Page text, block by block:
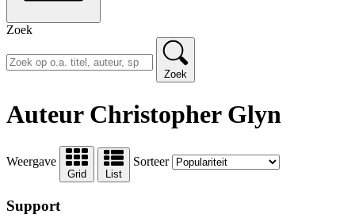
Zoek
Zoek
Auteur Christopher Glyn
Weergave
Grid List
Sorteer
Support